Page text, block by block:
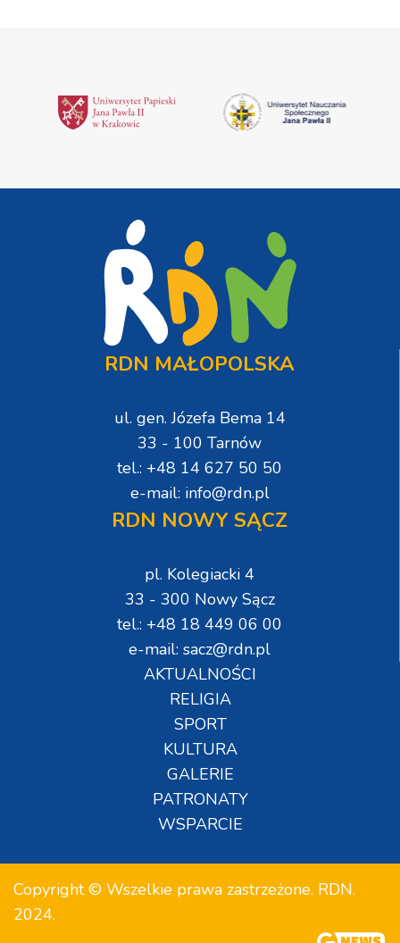
RDN MAŁOPOLSKA
ul. gen. Józefa Bema 14
33 - 100 Tarnów
tel.: +48 14 627 50 50
e-mail: info@rdn.pl
RDN NOWY SĄCZ
pl. Kolegiacki 4
33 - 300 Nowy Sącz
tel.: +48 18 449 06 00
e-mail: sacz@rdn.pl
AKTUALNOŚCI
RELIGIA
SPORT
KULTURA
GALERIE
PATRONATY
WSPARCIE
Copyright © Wszelkie prawa zastrzeżone. RDN.
2024.